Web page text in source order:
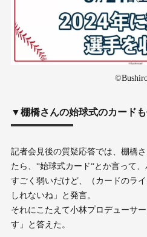
▼棚橋さんの始球式のカードも
記者会見後の質疑応答では、棚橋
たら、“始球式カード“とか言って
すごく弱いだけど、（カードのラ
しれないね」と発言。
それにこたえて小林プロデューサ
す」と答えた。